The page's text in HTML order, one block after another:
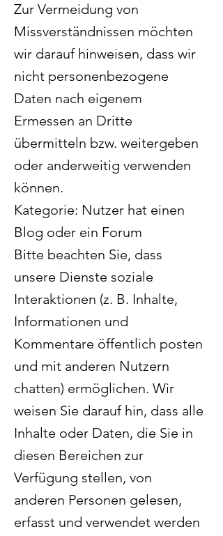
Zur Vermeidung von
Missverständnissen möchten
wir darauf hinweisen, dass wir
nicht personenbezogene
Daten nach eigenem
Ermessen an Dritte
übermitteln bzw. weitergeben
oder anderweitig verwenden
können.
Kategorie: Nutzer hat einen
Blog oder ein Forum
Bitte beachten Sie, dass
unsere Dienste soziale
Interaktionen (z. B. Inhalte,
Informationen und
Kommentare öffentlich posten
und mit anderen Nutzern
chatten) ermöglichen. Wir
weisen Sie darauf hin, dass alle
Inhalte oder Daten, die Sie in
diesen Bereichen zur
Verfügung stellen, von
anderen Personen gelesen,
erfasst und verwendet werden